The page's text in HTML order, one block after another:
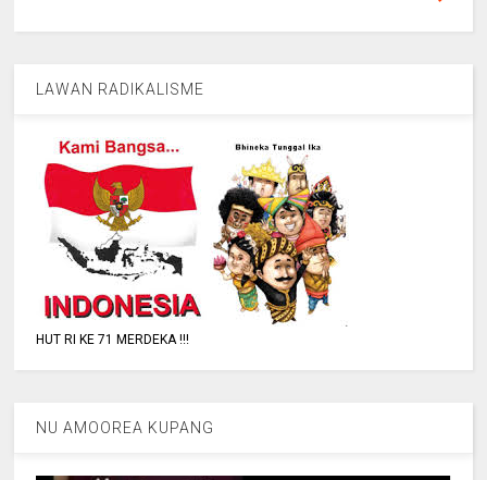
LAWAN RADIKALISME
HUT RI KE 71 MERDEKA !!!
NU AMOOREA KUPANG